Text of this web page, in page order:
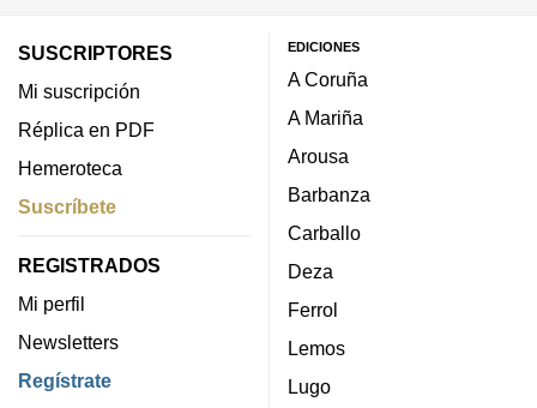
SUSCRIPTORES
Mi suscripción
Réplica en PDF
Hemeroteca
Suscríbete
REGISTRADOS
Mi perfil
Newsletters
Regístrate
EDICIONES
A Coruña
A Mariña
Arousa
Barbanza
Carballo
Deza
Ferrol
Lemos
Lugo